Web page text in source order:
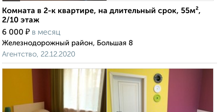
Комната в 2-к квартире, на длительный срок, 55м²,
2/10 этаж
6 000 ₽ в месяц
Железнодорожный район, Большая 8
Агентство, 22.12.2020